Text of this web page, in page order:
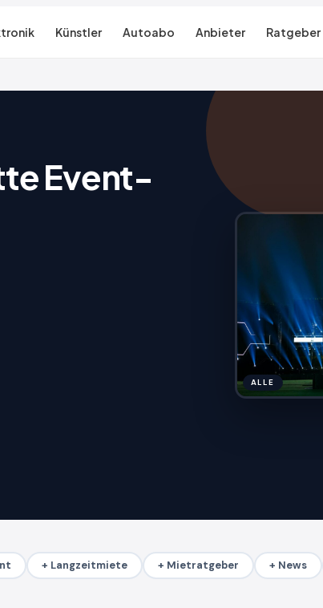
Künstler Autoabo Anbieter Ratgeber
Event-
ALLE
+ Langzeitmiete + Mietratgeber + News